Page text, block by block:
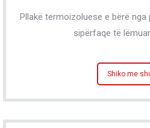
Pllakë termoizoluese e bërë
sipërfaqe të
Shiko me